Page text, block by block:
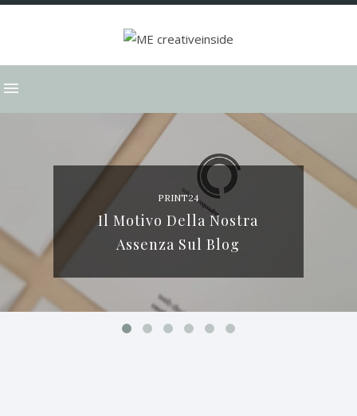
PRINT24
Il Motivo Della Nostra
Assenza Sul Blog